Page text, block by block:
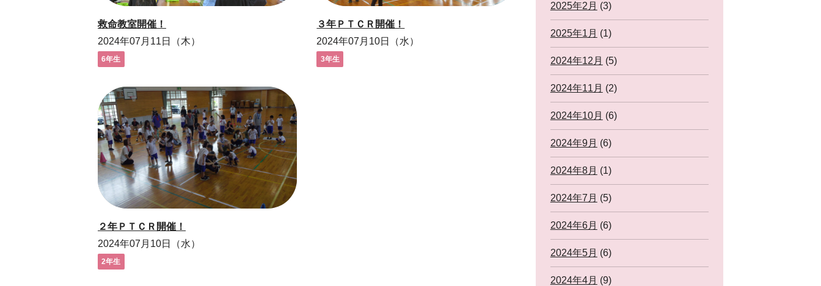
救命教室開催！
2024年07月11日（木）
6年生
３年ＰＴＣＲ開催！
2024年07月10日（水）
3年生
２年ＰＴＣＲ開催！
2024年07月10日（水）
2年生
2025年2月 (3)
2025年1月 (1)
2024年12月 (5)
2024年11月 (2)
2024年10月 (6)
2024年9月 (6)
2024年8月 (1)
2024年7月 (5)
2024年6月 (6)
2024年5月 (6)
2024年4月 (9)